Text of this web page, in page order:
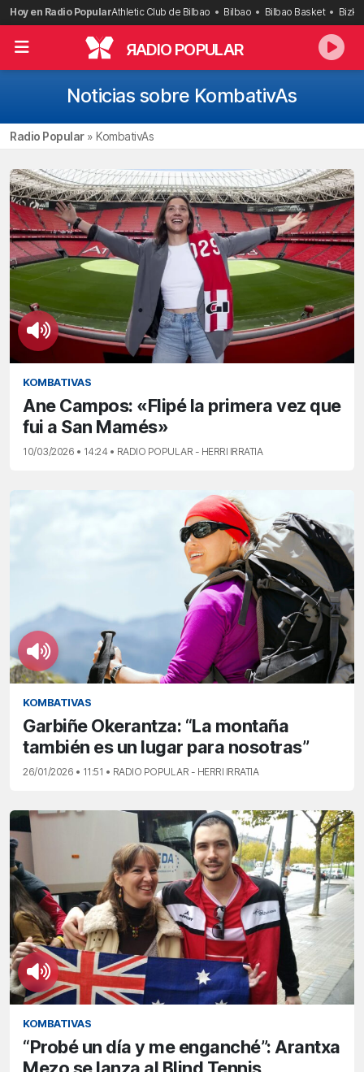
Saltar
al
contenido
Hoy en Radio PopularAthletic Club de Bilbao Bilbao Bilbao Basket
RADIO POPULAR
Noticias sobre KombativAs
Radio Popular» KombativAs
KOMBATIVAS
Ane Campos: «Flipé la primera vez que
fui a San Mamés»
10/03/2026 • 14:24 • RADIO POPULAR - HERRI IRRATIA
KOMBATIVAS
Garbiñe Okerantza: “La montaña
también es un lugar para nosotras”
26/01/2026 • 11:51 • RADIO POPULAR - HERRI IRRATIA
KOMBATIVAS
“Probé un día y me enganché”: Arantxa
Mezo se lanza al Blind Tennis